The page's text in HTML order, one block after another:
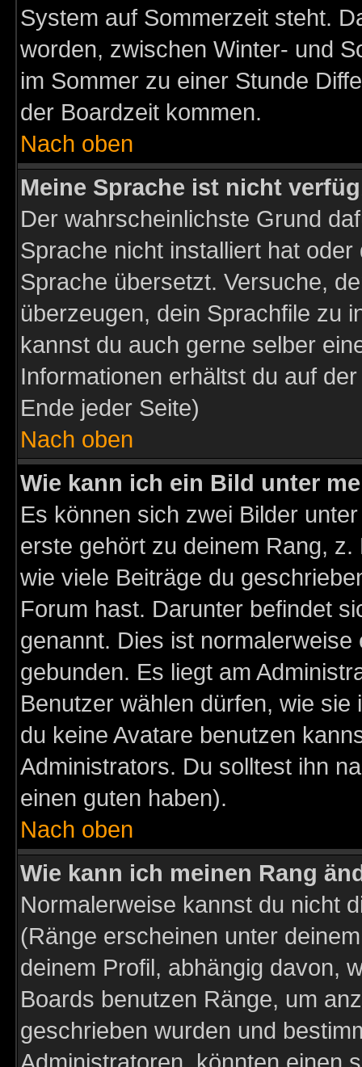
System auf Sommerzeit steht.
worden, zwischen Winter- und
im Sommer zu einer Stunde
der Boardzeit kommen.
Nach oben
Meine Sprache ist nicht
Der wahrscheinlichste Grund
Sprache nicht installiert hat
Sprache übersetzt. Versuche,
überzeugen, dein Sprachfile zu
kannst du auch gerne selber
Informationen erhältst du auf
Ende jeder Seite)
Nach oben
Wie kann ich ein Bild unter
Es können sich zwei Bilder
erste gehört zu deinem Rang,
wie viele Beiträge du
Forum hast. Darunter befindet
genannt. Dies ist
gebunden. Es liegt am
Benutzer wählen dürfen, wie
du keine Avatare benutzen
Administrators. Du solltest ihn
einen guten haben).
Nach oben
Wie kann ich meinen Rang
Normalerweise kannst du nicht
(Ränge erscheinen unter
deinem Profil, abhängig davon,
Boards benutzen Ränge, um
geschrieben wurden und